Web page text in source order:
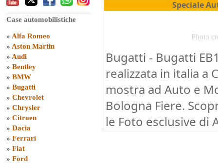
Case automobilistiche
» Alfa Romeo
» Aston Martin
» Audi
» Bentley
» BMW
» Bugatti
» Chevrolet
» Chrysler
» Citroen
» Dacia
» Ferrari
» Fiat
» Ford
Speciale
Photo
Bugatti - Bugatti
realizzata in italia a
mostra ad Auto e
Bologna Fiere.
le Foto esclusive di